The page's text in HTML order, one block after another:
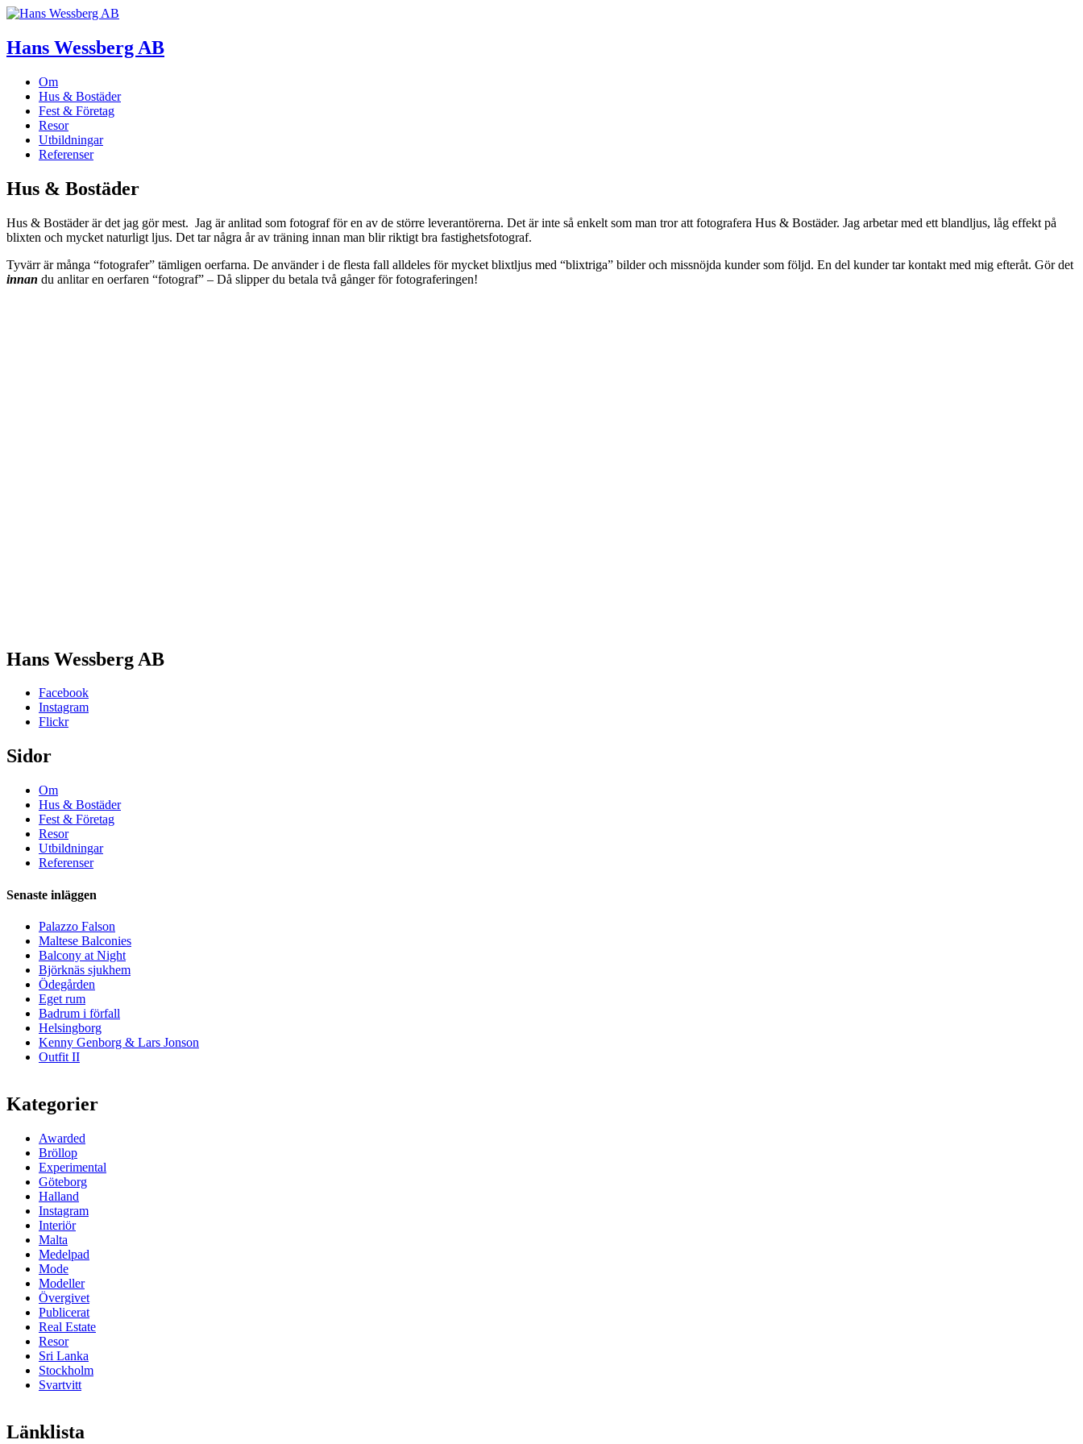
Hans Wessberg AB
Om
Hus & Bostäder
Fest & Företag
Resor
Utbildningar
Referenser
Hus & Bostäder
Hus & Bostäder är det jag gör mest. Jag är anlitad som fotograf för en av de större leverantörerna. Det är inte så enkelt som man tror att fotografera Hus & Bostäder. Jag arbetar med ett blandljus, låg effekt på
blixten och mycket naturligt ljus. Det tar några år av träning innan man blir riktigt bra fastighetsfotograf.
Tyvärr är många “fotografer” tämligen oerfarna. De använder i de flesta fall alldeles för mycket blixtljus med “blixtriga” bilder och missnöjda kunder som följd. En del kunder tar kontakt med mig efteråt. Gör det
innan du anlitar en oerfaren “fotograf” – Då slipper du betala två gånger för fotograferingen!
Hans Wessberg AB
Facebook
Instagram
Flickr
Sidor
Om
Hus & Bostäder
Fest & Företag
Resor
Utbildningar
Referenser
Senaste inläggen
Palazzo Falson
Maltese Balconies
Balcony at Night
Björknäs sjukhem
Ödegården
Eget rum
Badrum i förfall
Helsingborg
Kenny Genborg & Lars Jonson
Outfit II
Kategorier
Awarded
Bröllop
Experimental
Göteborg
Halland
Instagram
Interiör
Malta
Medelpad
Mode
Modeller
Övergivet
Publicerat
Real Estate
Resor
Sri Lanka
Stockholm
Svartvitt
Länklista